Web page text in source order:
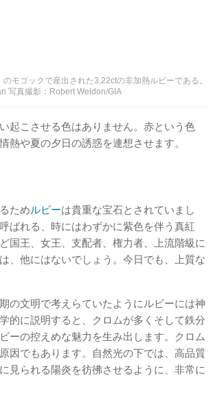
モゴックで産出された3.22ctの非加熱ルビーである。
写真撮影：Robert Weldon/GIA
起こさせる色はありません。赤という色
熱や夏の夕日の誘惑を連想させます。
ためルビーは貴重な宝石とされていまし
ばれる、時にはわずかに紫色を伴う真紅
国王、女王、支配者、権力者、上流階級に
、他にはないでしょう。今日でも、上質な
の文明で考えらていたようにルビーには神
的に説明すると、クロムが多くそして鉄分
ーの控えめな魅力を生み出します。クロム
因でもあります。自然光の下では、高品質
見られる陽炎を彷彿させるように、非常に